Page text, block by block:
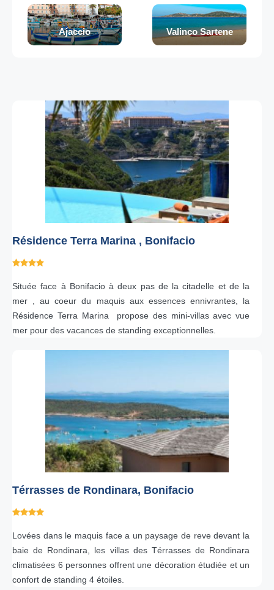
Ajaccio Valinco Sartene
Résidence Terra Marina , Bonifacio
Située face à Bonifacio à deux pas de la citadelle et de la
mer , au coeur du maquis aux essences ennivrantes, la
Résidence Terra Marina propose des mini-villas avec vue
mer pour des vacances de standing exceptionnelles.
Térrasses de Rondinara, Bonifacio
Lovées dans le maquis face a un paysage de reve devant la
baie de Rondinara, les villas des Térrasses de Rondinara
climatisées 6 personnes offrent une décoration étudiée et un
confort de standing 4 étoiles.